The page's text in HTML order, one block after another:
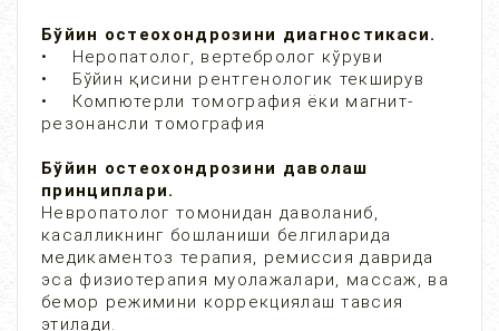
Бўйин остеохондрозини диагностикаси.
• Неропатолог, вертебролог кўруви
• Бўйин қисини рентгенологик текширув
• Компютерли томография ёки магнит-
резонансли томография
Бўйин остеохондрозини даволаш
принциплари.
Невропатолог томонидан даволаниб,
касалликнинг бошланиши белгиларида
медикаментоз терапия, ремиссия даврида
эса физиотерапия муолажалари, массаж, ва
бемор режимини коррекциялаш тавсия
этилади.